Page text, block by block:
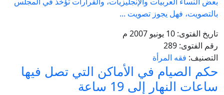
بالتصويت، فهل يجوز تصويت ...
تاريخ الفتوى:
رقم الفتوى:
التصنيف: فقه المرأة
حكم الصيام في الأماكن التي تصل فيها
ساعات النهار إلى 19 ساعة